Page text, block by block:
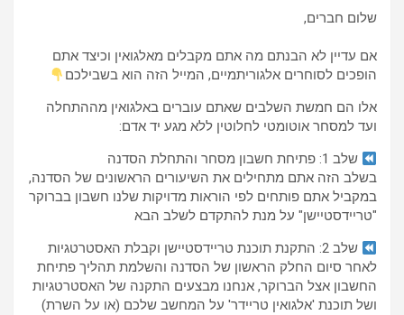
שלום חברים,
אם עדיין לא הבנתם מה אתם מקבלים מאלגואין וכיצד אתם
הופכים לסוחרים אלגוריתמיים, המייל הזה הוא בשבילכם
אלו הם חמשת השלבים שאתם עוברים באלגואין מההתחלה
ועד למסחר אוטומטי לחלוטין ללא מגע יד אדם:
שלב 1: פתיחת חשבון מסחר והתחלת הסדנה
בשלב הזה אתם מתחילים את השיעורים הראשונים של הסדנה,
במקביל אתם פותחים לפי הוראות מדויקות שלנו חשבון בברוקר
"טריידסטיישן" על מנת להתקדם לשלב הבא
שלב 2: התקנת תוכנת טריידסטיישן וקבלת האסטרטגיות
לאחר סיום החלק הראשון של הסדנה והשלמת תהליך פתיחת
החשבון אצל הברוקר, אנחנו מבצעים התקנה של האסטרטגיות
ושל תוכנת 'אלגואין טריידר' על המחשב שלכם (או על השרת)